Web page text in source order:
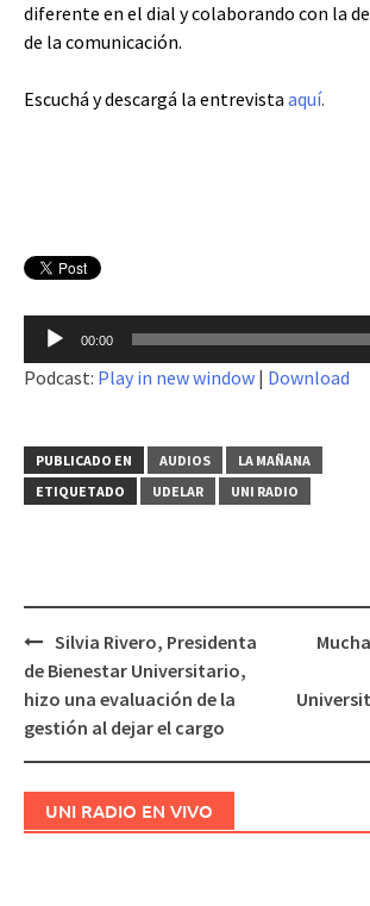
diferente en el dial y colaborando con la
de la comunicación.
Escuchá y descargá la entrevista aquí.
Reproductor
de
audio
00:00
Podcast: Play in new window | Download
PUBLICADO EN AUDIOS
LA MAÑANA
ETIQUETADO
UDELAR UNI RADIO
Navegación
de
entradas
Silvia Rivero, Presidenta
de Bienestar Universitario,
hizo una evaluación de la
gestión al dejar el cargo
UNI RADIO EN VIVO